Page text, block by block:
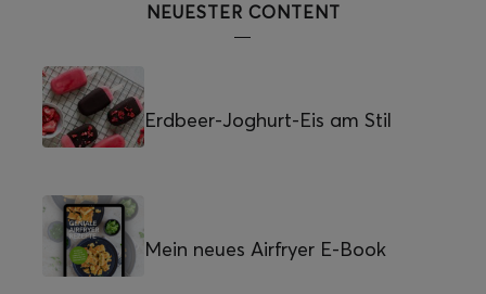
NEUESTER CONTENT
Erdbeer-Joghurt-Eis am Stil
Mein neues Airfryer E-Book